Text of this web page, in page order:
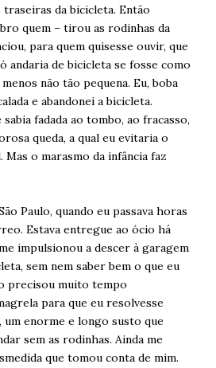
da bicicleta. Então
quem – tirou as rodinhas da
para quem quisesse ouvir, que
andaria de bicicleta se fosse como
não tão pequena. Eu, boba
e abandonei a bicicleta.
fadada ao tombo, ao fracasso,
queda, a qual eu evitaria o
o marasmo da infância faz
Paulo, quando eu passava horas
Estava entregue ao ócio há
impulsionou a descer à garagem
sem nem saber bem o que eu
precisou muito tempo
para que eu resolvesse
enorme e longo susto que
sem as rodinhas. Ainda me
que tomou conta de mim.